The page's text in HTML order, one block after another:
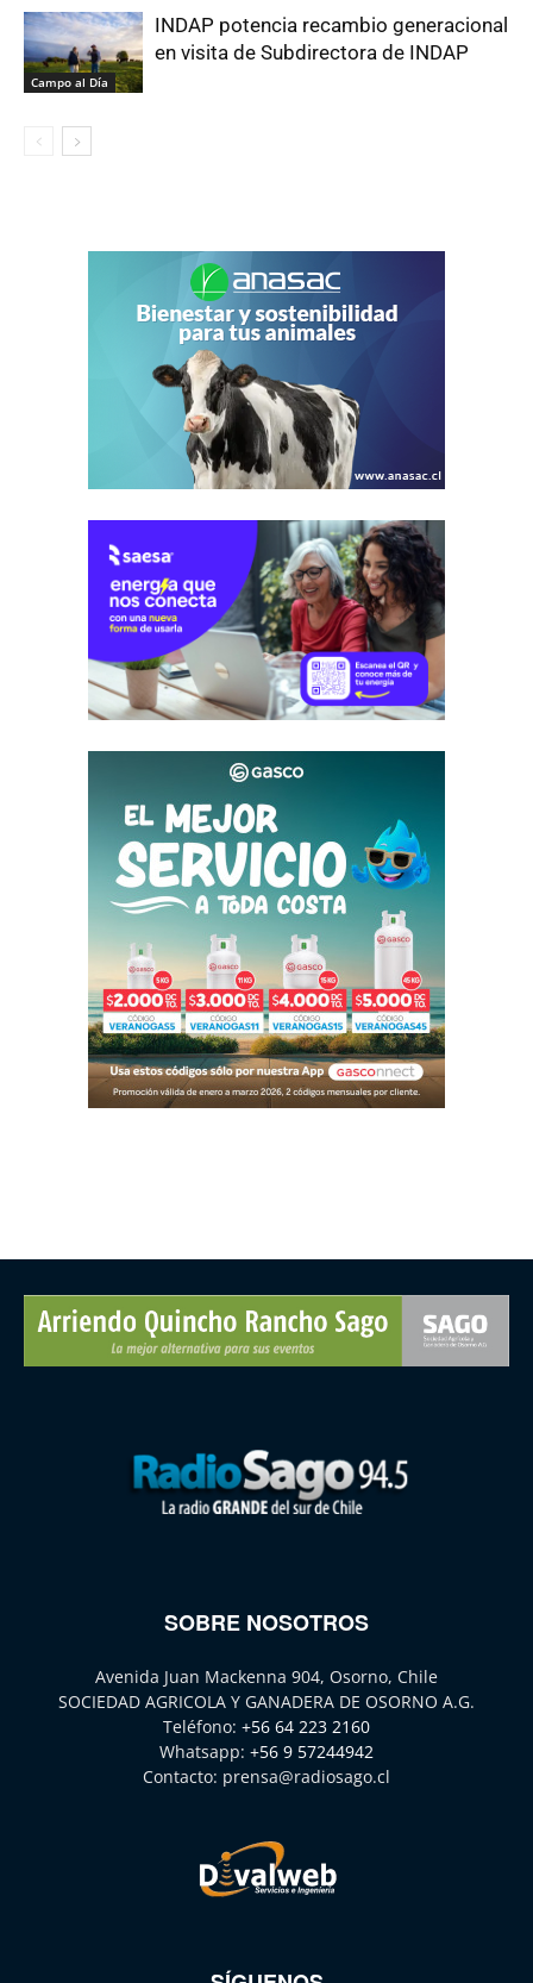
Campo al Día
INDAP potencia recambio generacional
en visita de Subdirectora de INDAP
SOBRE NOSOTROS
Avenida Juan Mackenna 904, Osorno, Chile
SOCIEDAD AGRICOLA Y GANADERA DE OSORNO A.G.
Teléfono: +56 64 223 2160
Whatsapp: +56 9 57244942
Contacto: prensa@radiosago.cl